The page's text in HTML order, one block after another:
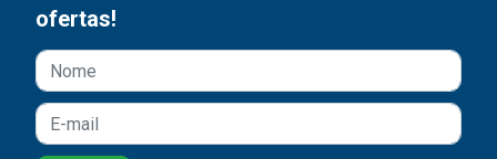
ofertas!